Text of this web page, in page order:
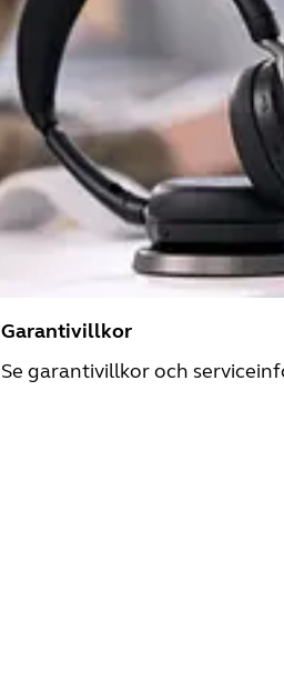
Garantivillkor
Se garantivillkor och